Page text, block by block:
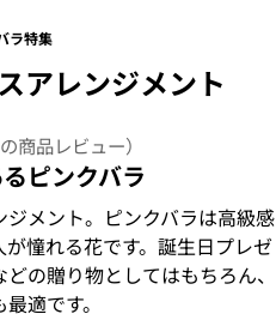
ラ特集
アレンジメント
の商品レビュー）
ピンクバラ
メント。ピンクバラは高級感
憧れる花です。誕生日プレゼ
の贈り物としてはもちろん、
適です。